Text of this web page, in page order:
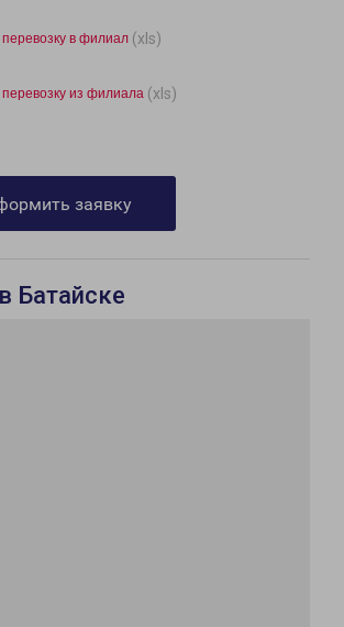
в филиал (xls)
из филиала (xls)
заявку
Батайске